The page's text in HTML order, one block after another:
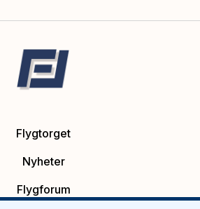
Flygtorget
Nyheter
Flygforum